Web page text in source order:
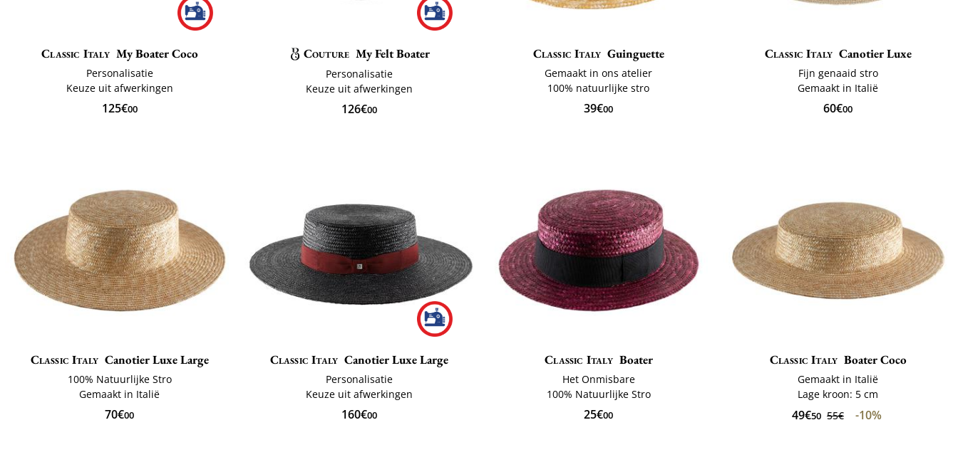
Classic Italy My Boater Coco
Personalisatie
Keuze uit afwerkingen
125€00
Couture My Felt Boater
Personalisatie
Keuze uit afwerkingen
126€00
Classic Italy Guinguette
Gemaakt in ons atelier
100% natuurlijke stro
39€00
Classic Italy Canotier Luxe
Fijn genaaid stro
Gemaakt in Italië
60€00
Classic Italy Canotier Luxe Large
100% Natuurlijke Stro
Gemaakt in Italië
70€00
Classic Italy Canotier Luxe Large
Personalisatie
Keuze uit afwerkingen
160€00
Classic Italy Boater
Het Onmisbare
100% Natuurlijke Stro
25€00
Classic Italy Boater Coco
Gemaakt in Italië
Lage kroon: 5 cm
49€50 55€ -10%